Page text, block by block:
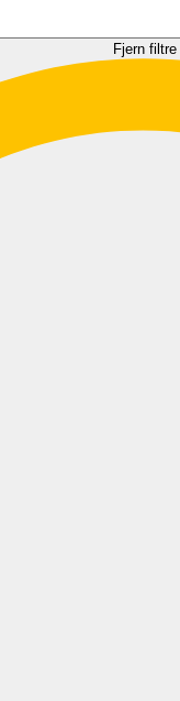
Fjern filtre